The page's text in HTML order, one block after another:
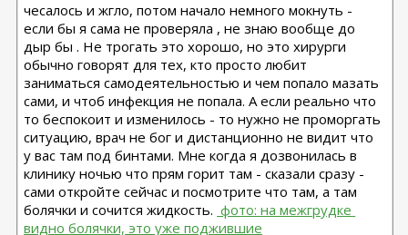
чесалось и жгло, потом начало немного мокнуть -
если бы я сама не проверяла , не знаю вообще до
дыр бы . Не трогать это хорошо, но это хирурги
обычно говорят для тех, кто просто любит
заниматься самодеятельностью и чем попало мазать
сами, и чтоб инфекция не попала. А если реально что
то беспокоит и изменилось - то нужно не проморгать
ситуацию, врач не бог и дистанционно не видит что
у вас там под бинтами. Мне когда я дозвонилась в
клинику ночью что прям горит там - сказали сразу -
сами откройте сейчас и посмотрите что там, а там
болячки и сочится жидкость. фото: на межгрудке
видно болячки, это уже поджившие